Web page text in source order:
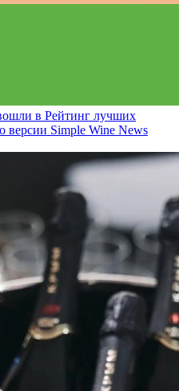
в Рейтинг лучших
версии Simple Wine News